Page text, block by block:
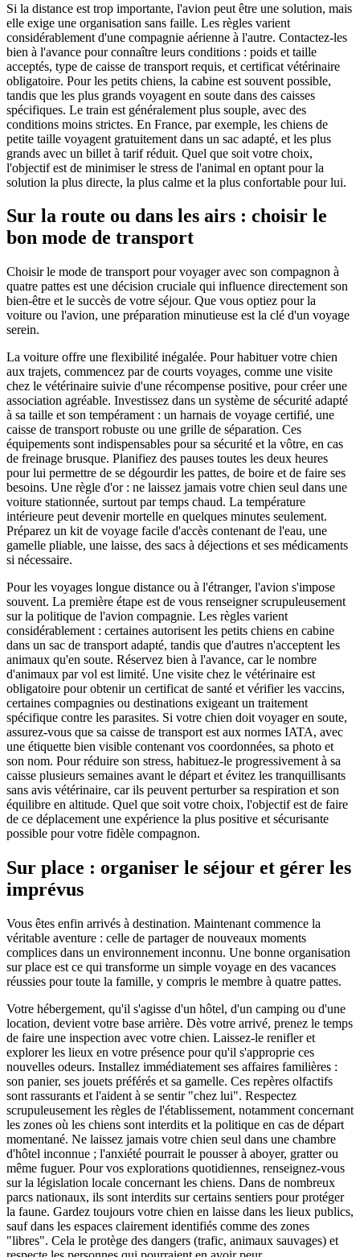
Si la distance est trop importante, l'avion peut être une solution, mais
elle exige une organisation sans faille. Les règles varient
considérablement d'une compagnie aérienne à l'autre. Contactez-les
bien à l'avance pour connaître leurs conditions : poids et taille
acceptés, type de caisse de transport requis, et certificat vétérinaire
obligatoire. Pour les petits chiens, la cabine est souvent possible,
tandis que les plus grands voyagent en soute dans des caisses
spécifiques. Le train est généralement plus souple, avec des
conditions moins strictes. En France, par exemple, les chiens de
petite taille voyagent gratuitement dans un sac adapté, et les plus
grands avec un billet à tarif réduit. Quel que soit votre choix,
l'objectif est de minimiser le stress de l'animal en optant pour la
solution la plus directe, la plus calme et la plus confortable pour lui.
Sur la route ou dans les airs : choisir le
bon mode de transport
Choisir le mode de transport pour voyager avec son compagnon à
quatre pattes est une décision cruciale qui influence directement son
bien-être et le succès de votre séjour. Que vous optiez pour la
voiture ou l'avion, une préparation minutieuse est la clé d'un voyage
serein.
La voiture offre une flexibilité inégalée. Pour habituer votre chien
aux trajets, commencez par de courts voyages, comme une visite
chez le vétérinaire suivie d'une récompense positive, pour créer une
association agréable. Investissez dans un système de sécurité adapté
à sa taille et son tempérament : un harnais de voyage certifié, une
caisse de transport robuste ou une grille de séparation. Ces
équipements sont indispensables pour sa sécurité et la vôtre, en cas
de freinage brusque. Planifiez des pauses toutes les deux heures
pour lui permettre de se dégourdir les pattes, de boire et de faire ses
besoins. Une règle d'or : ne laissez jamais votre chien seul dans une
voiture stationnée, surtout par temps chaud. La température
intérieure peut devenir mortelle en quelques minutes seulement.
Préparez un kit de voyage facile d'accès contenant de l'eau, une
gamelle pliable, une laisse, des sacs à déjections et ses médicaments
si nécessaire.
Pour les voyages longue distance ou à l'étranger, l'avion s'impose
souvent. La première étape est de vous renseigner scrupuleusement
sur la politique de l'avion compagnie. Les règles varient
considérablement : certaines autorisent les petits chiens en cabine
dans un sac de transport adapté, tandis que d'autres n'acceptent les
animaux qu'en soute. Réservez bien à l'avance, car le nombre
d'animaux par vol est limité. Une visite chez le vétérinaire est
obligatoire pour obtenir un certificat de santé et vérifier les vaccins,
certaines compagnies ou destinations exigeant un traitement
spécifique contre les parasites. Si votre chien doit voyager en soute,
assurez-vous que sa caisse de transport est aux normes IATA, avec
une étiquette bien visible contenant vos coordonnées, sa photo et
son nom. Pour réduire son stress, habituez-le progressivement à sa
caisse plusieurs semaines avant le départ et évitez les tranquillisants
sans avis vétérinaire, car ils peuvent perturber sa respiration et son
équilibre en altitude. Quel que soit votre choix, l'objectif est de faire
de ce déplacement une expérience la plus positive et sécurisante
possible pour votre fidèle compagnon.
Sur place : organiser le séjour et gérer les
imprévus
Vous êtes enfin arrivés à destination. Maintenant commence la
véritable aventure : celle de partager de nouveaux moments
complices dans un environnement inconnu. Une bonne organisation
sur place est ce qui transforme un simple voyage en des vacances
réussies pour toute la famille, y compris le membre à quatre pattes.
Votre hébergement, qu'il s'agisse d'un hôtel, d'un camping ou d'une
location, devient votre base arrière. Dès votre arrivé, prenez le temps
de faire une inspection avec votre chien. Laissez-le renifler et
explorer les lieux en votre présence pour qu'il s'approprie ces
nouvelles odeurs. Installez immédiatement ses affaires familières :
son panier, ses jouets préférés et sa gamelle. Ces repères olfactifs
sont rassurants et l'aident à se sentir "chez lui". Respectez
scrupuleusement les règles de l'établissement, notamment concernant
les zones où les chiens sont interdits et la politique en cas de départ
momentané. Ne laissez jamais votre chien seul dans une chambre
d'hôtel inconnue ; l'anxiété pourrait le pousser à aboyer, gratter ou
même fuguer. Pour vos explorations quotidiennes, renseignez-vous
sur la législation locale concernant les chiens. Dans de nombreux
parcs nationaux, ils sont interdits sur certains sentiers pour protéger
la faune. Gardez toujours votre chien en laisse dans les lieux publics,
sauf dans les espaces clairement identifiés comme des zones
"libres". Cela le protège des dangers (trafic, animaux sauvages) et